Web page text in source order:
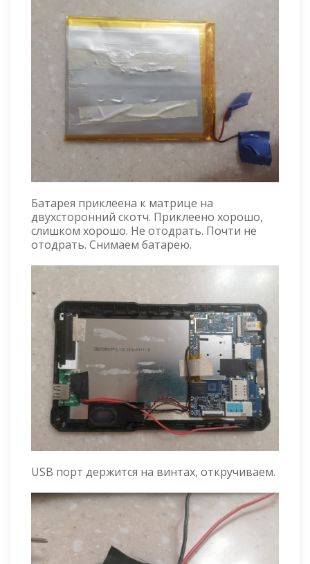
Батарея приклеена к матрице на
двухсторонний скотч. Приклеено хорошо,
слишком хорошо. Не отодрать. Почти не
отодрать. Снимаем батарею.
USB порт держится на винтах, откручиваем.